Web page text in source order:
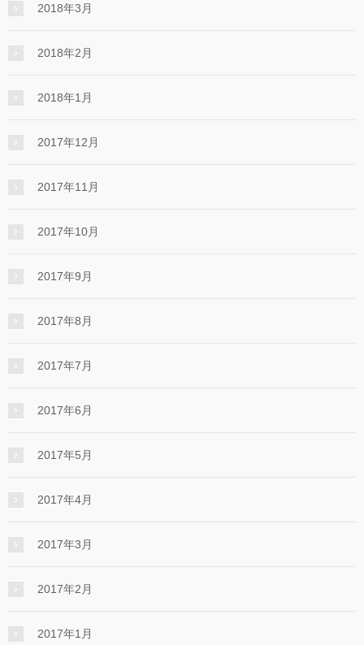
2018年3月
2018年2月
2018年1月
2017年12月
2017年11月
2017年10月
2017年9月
2017年8月
2017年7月
2017年6月
2017年5月
2017年4月
2017年3月
2017年2月
2017年1月